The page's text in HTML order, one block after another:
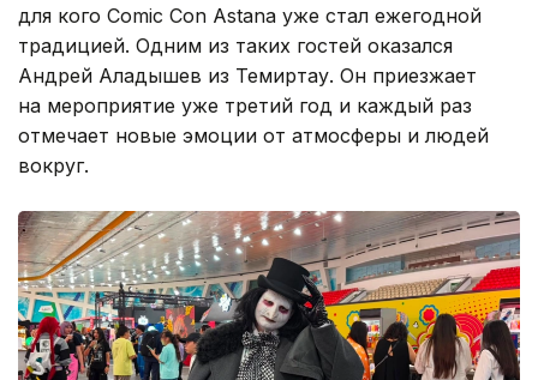
для кого Comic Con Astana уже стал ежегодной
традицией. Одним из таких гостей оказался
Андрей Аладышев из Темиртау. Он приезжает
на мероприятие уже третий год и каждый раз
отмечает новые эмоции от атмосферы и людей
вокруг.